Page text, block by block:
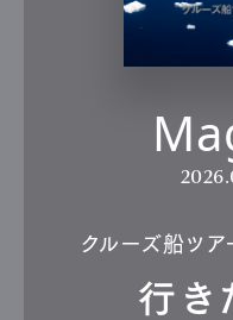
クルーズ船ツ
行き